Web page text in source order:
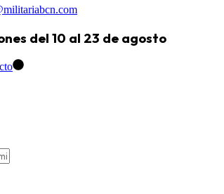
del 10 al 23 de agosto